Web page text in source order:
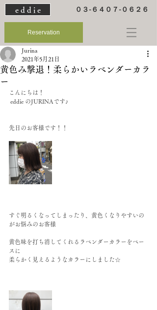
e d d i e ０３-６４０７-０６２６
Reservation
黄色み撃退！柔らかいラベンダーカラ
ー
Jurina
2021年5月21日
こんにちは！
eddie のJURINAです♪
先日のお客様です！！
すぐ明るくなってしまったり、黄色くなりやすいの
がお悩みのお客様
黄色味を打ち消してくれるラベンダーカラーをベー
スに
柔らかく見えるようなカラーにしました☆